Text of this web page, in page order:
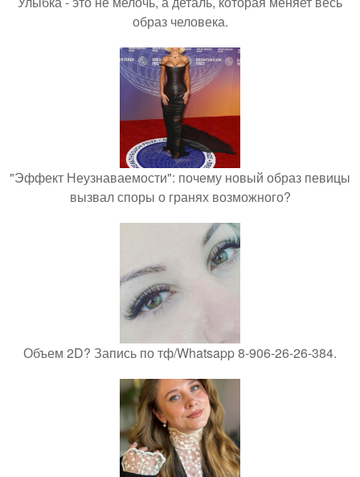
образ человека.
"Эффект Неузнаваемости": почему новый образ певицы
вызвал споры о гранях возможного?
Объем 2D? Запись по тф/Whatsapp 8-906-26-26-384.